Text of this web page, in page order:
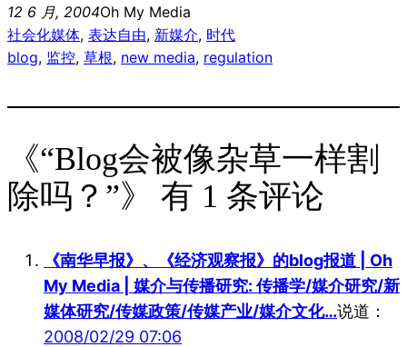
12 6 月, 2004Oh My Media
社会化媒体, 表达自由, 新媒介, 时代
blog, 监控, 草根, new media, regulation
《“Blog会被像杂草一样割
除吗？”》 有 1 条评论
《南华早报》、《经济观察报》的blog报道 | Oh
My Media | 媒介与传播研究: 传播学/媒介研究/新
媒体研究/传媒政策/传媒产业/媒介文化…说道：
2008/02/29 07:06